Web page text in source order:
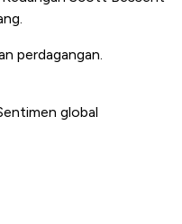
perdagangan.
global